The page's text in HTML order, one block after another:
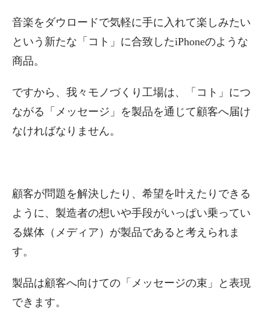
音楽をダウロードで気軽に手に入れて楽しみたい
という新たな「コト」に合致したiPhoneのような
商品。
ですから、我々モノづくり工場は、「コト」につ
ながる「メッセージ」を製品を通じて顧客へ届け
なければなりません。
顧客が問題を解決したり、希望を叶えたりできる
ように、製造者の想いや手段がいっぱい乗ってい
る媒体（メディア）が製品であると考えられま
す。
製品は顧客へ向けての「メッセージの束」と表現
できます。